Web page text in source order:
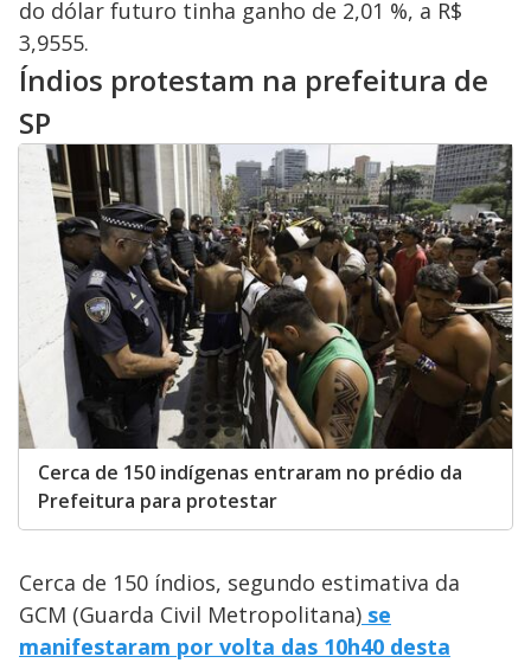
do dólar futuro tinha ganho de 2,01 %, a R$
3,9555.
Índios protestam na prefeitura de
SP
Cerca de 150 indígenas entraram no prédio da
Prefeitura para protestar
Cerca de 150 índios, segundo estimativa da
GCM (Guarda Civil Metropolitana) se
manifestaram por volta das 10h40 desta